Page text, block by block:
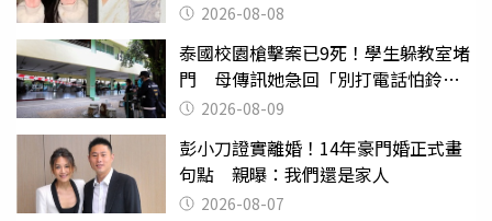
2026-08-08
泰國校園槍擊案已9死！學生躲教室堵
門 母傳訊她急回「別打電話怕鈴
響」2026-08-09
彭小刀證實離婚！14年豪門婚正式畫
句點 親曝：我們還是家人
2026-08-07